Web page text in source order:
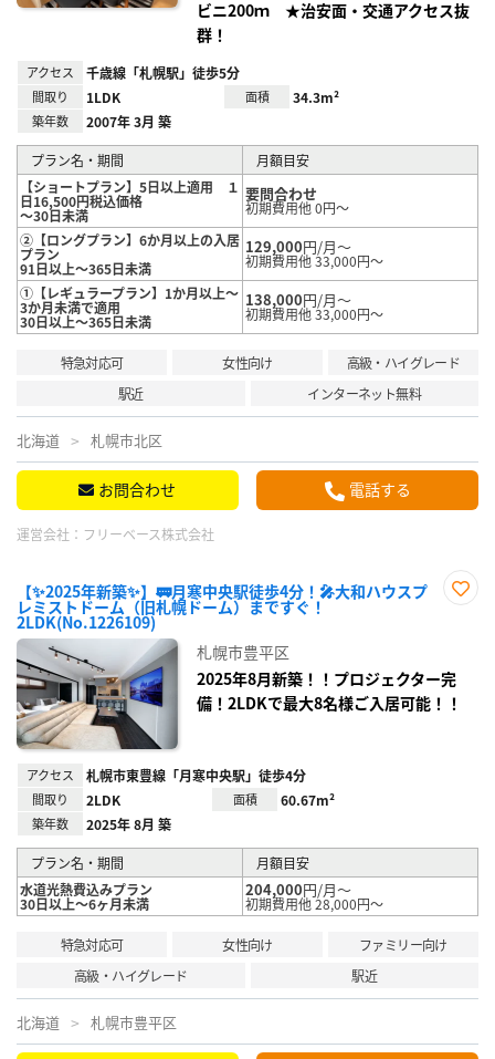
ビニ200ｍ ★治安面・交通アクセス抜
群！
アクセス 千歳線「札幌駅」徒歩5分
間取り 1LDK 面積 34.3m²
築年数 2007年 3月 築
プラン名・期間
月額目安
【ショートプラン】5日以上適用 １
日16,500円税込価格
～30日未満
要問合わせ
初期費用他 0円～
②【ロングプラン】6か月以上の入居
プラン
91日以上～365日未満
129,000円/月～
初期費用他 33,000円～
①【レギュラープラン】1か月以上～
3か月未満で適用
30日以上～365日未満
138,000円/月～
初期費用他 33,000円～
特急対応可 女性向け
高級・ハイグレード
駅近
インターネット無料
北海道 札幌市北区
お問合わせ 電話する
運営会社： フリーベース株式会社
【✨2025年新築✨】🚃月寒中央駅徒歩4分！🎤大和ハウスプ
レミストドーム（旧札幌ドーム）まですぐ！
2LDK(No.1226109)
札幌市豊平区
2025年8月新築！！プロジェクター完
備！2LDKで最大8名様ご入居可能！！
アクセス 札幌市東豊線「月寒中央駅」徒歩4分
間取り 2LDK 面積 60.67m²
築年数 2025年 8月 築
プラン名・期間
月額目安
水道光熱費込みプラン
30日以上～6ヶ月未満
204,000円/月～
初期費用他 28,000円～
特急対応可 女性向け
ファミリー向け
高級・ハイグレード
駅近
北海道 札幌市豊平区